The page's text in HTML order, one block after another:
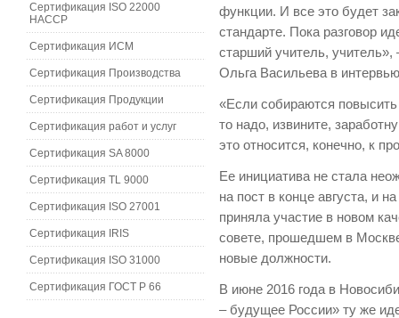
функции. И все это будет
стандарте. Пока разговор
старший учитель, учитель»,
Ольга Васильева в
«Если собираются
то надо, извините,
это относится, конечно, к
Ее инициатива не стала
на пост в конце августа, и
приняла участие в новом
совете, прошедшем в
новые должности.
В июне 2016 года в
– будущее России» ту же
Сертификация ISO 22000
HACCP
Сертификация ИСМ
Сертификация Производства
Сертификация Продукции
Сертификация работ и услуг
Сертификация SA 8000
Сертификация TL 9000
Сертификация ISO 27001
Сертификация IRIS
Сертификация ISO 31000
Сертификация ГОСТ Р 66